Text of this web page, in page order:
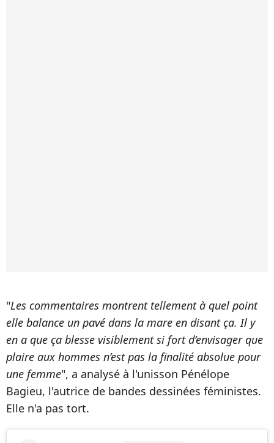
"Les commentaires montrent tellement à quel point
elle balance un pavé dans la mare en disant ça. Il y
en a que ça blesse visiblement si fort d’envisager que
plaire aux hommes n’est pas la finalité absolue pour
une femme", a analysé à l'unisson Pénélope
Bagieu, l'autrice de bandes dessinées féministes.
Elle n'a pas tort.